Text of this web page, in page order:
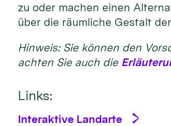
zu oder machen einen
über die räum­liche Ge­stalt
Hin­weis: Sie können den
achten Sie auch die
Links:
Interaktive Landarte